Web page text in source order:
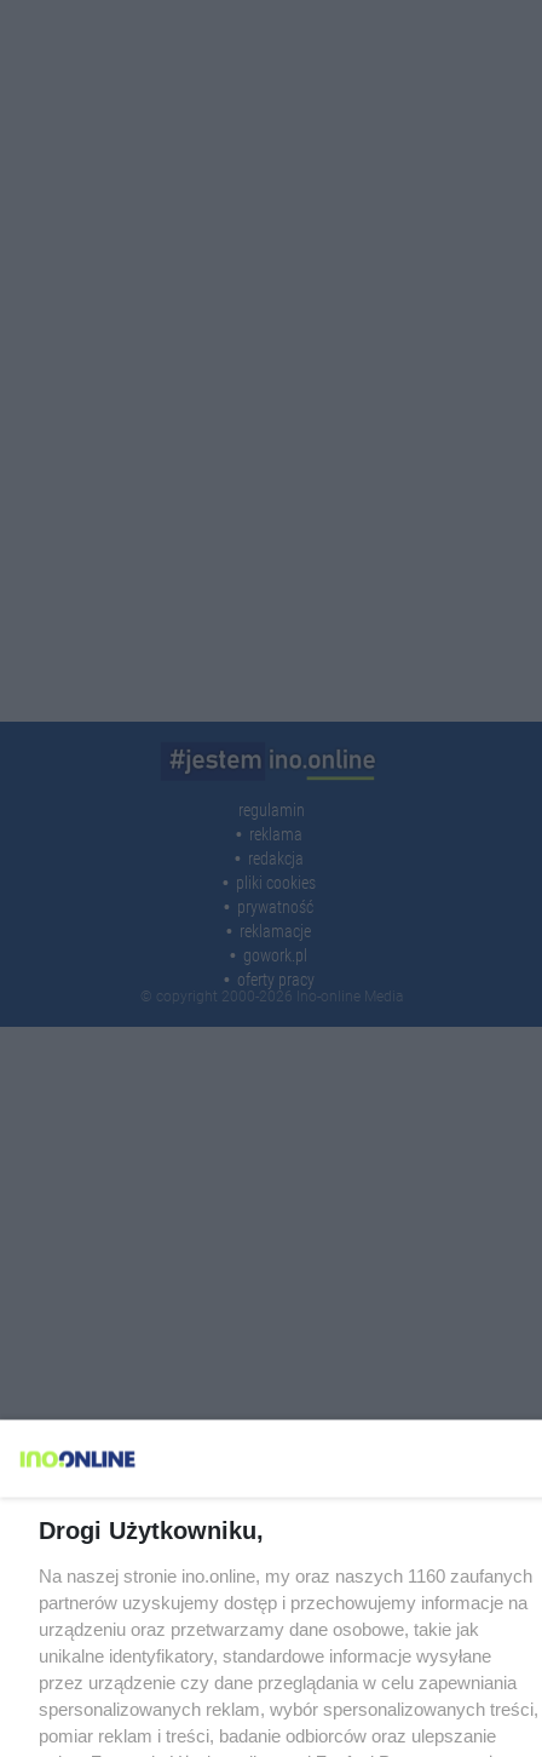
regulamin
reklama
redakcja
pliki cookies
prywatność
reklamacje
gowork.pl
oferty pracy
© copyright 2000-2026 Ino-online Media
Drogi Użytkowniku,
Na naszej stronie ino.online, my oraz naszych 1160 zaufanych
partnerów uzyskujemy dostęp i przechowujemy informacje na
urządzeniu oraz przetwarzamy dane osobowe, takie jak
unikalne identyfikatory, standardowe informacje wysyłane
przez urządzenie czy dane przeglądania w celu zapewniania
spersonalizowanych reklam, wybór spersonalizowanych treści,
pomiar reklam i treści, badanie odbiorców oraz ulepszanie